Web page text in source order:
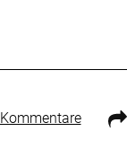
Kommentare